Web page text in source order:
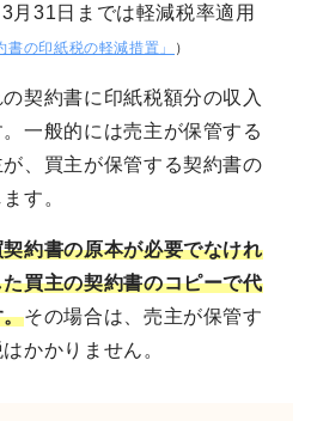
31日までは軽減税率適用
の印紙税の軽減措置」 ）
契約書に印紙税額分の収入
一般的には売主が保管する
、買主が保管する契約書の
す。
約書の原本が必要でなけれ
買主の契約書のコピーで代
。その場合は、売主が保管す
かかりません。